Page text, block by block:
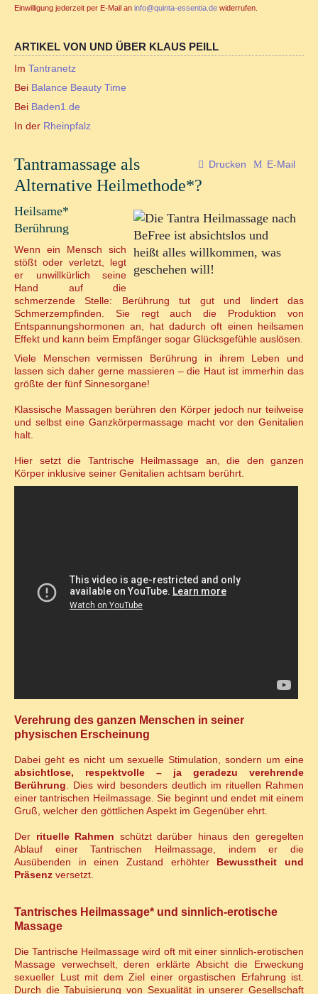
Online Sexualitätskongress
Hara meets Wombpower
Tantramassage als alternative Heilmethode?
REIKI/WELLNESS
Reiki-Anwendung
Reiki-Wohlfühlmassage
Ohrkerzen-Ritual
Mobiler Service
TERMINKALENDER
Einwilligung jederzeit per E-Mail an info@quinta-essentia.de widerrufen.
ARTIKEL VON UND ÜBER KLAUS PEILL
Im Tantranetz
Bei Balance Beauty Time
Bei Baden1.de
In der Rheinpfalz
Drucken E-Mail
Tantramassage als
Alternative Heilmethode*?
Heilsame*
Berührung
Wenn ein Mensch sich
stößt oder verletzt, legt
er unwillkürlich seine
Hand auf die
schmerzende Stelle: Berührung tut gut und lindert das
Schmerzempfinden. Sie regt auch die Produktion von
Entspannungshormonen an, hat dadurch oft einen heilsamen
Effekt und kann beim Empfänger sogar Glücksgefühle auslösen.
Viele Menschen vermissen Berührung in ihrem Leben und
lassen sich daher gerne massieren – die Haut ist immerhin das
größte der fünf Sinnesorgane!
Klassische Massagen berühren den Körper jedoch nur teilweise
und selbst eine Ganzkörpermassage macht vor den Genitalien
halt.
Hier setzt die Tantrische Heilmassage an, die den ganzen
Körper inklusive seiner Genitalien achtsam berührt.
Verehrung des ganzen Menschen in seiner
physischen Erscheinung
Dabei geht es nicht um sexuelle Stimulation, sondern um eine
absichtlose, respektvolle – ja geradezu verehrende
Berührung . Dies wird besonders deutlich im rituellen Rahmen
einer tantrischen Heilmassage. Sie beginnt und endet mit einem
Gruß, welcher den göttlichen Aspekt im Gegenüber ehrt.
Der rituelle Rahmen schützt darüber hinaus den geregelten
Ablauf einer Tantrischen Heilmassage, indem er die
Ausübenden in einen Zustand erhöhter Bewusstheit und
Präsenz versetzt.
Tantrisches Heilmassage* und sinnlich-erotische
Massage
Die Tantrische Heilmassage wird oft mit einer sinnlich-erotischen
Massage verwechselt, deren erklärte Absicht die Erweckung
sexueller Lust mit dem Ziel einer orgastischen Erfahrung ist.
Durch die Tabuisierung von Sexualität in unserer Gesellschaft